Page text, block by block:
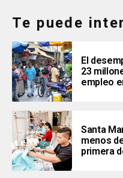
Te puede
El
23
empleo
Santa
menos
primera